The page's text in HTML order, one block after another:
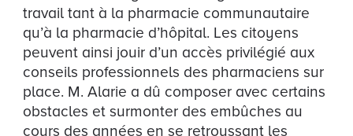
travail tant à la pharmacie communautaire
qu’à la pharmacie d’hôpital. Les citoyens
peuvent ainsi jouir d’un accès privilégié aux
conseils professionnels des pharmaciens sur
place. M. Alarie a dû composer avec certains
obstacles et surmonter des embûches au
cours des années en se retroussant les